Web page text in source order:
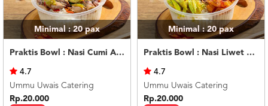
Minimal : 20pax
Praktis Bowl : Nasi Cumi Asin
4.7
Ummu Uwais Catering
Rp.20.000
Minimal : 20pax
Praktis Bowl : Nasi Liwet Ayam Suwir
4.7
Ummu Uwais Catering
Rp.20.000